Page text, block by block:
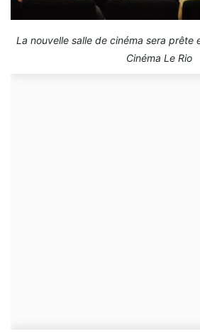
La nouvelle salle de cinéma sera
Cinéma Le Rio